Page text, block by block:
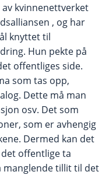
kvinnenettverket
, og har
knyttet til
Hun pekte på
offentliges side.
som tas opp,
Dette må man
osv. Det som
som er avhengig
Dermed kan det
offentlige ta
manglende tillit til det